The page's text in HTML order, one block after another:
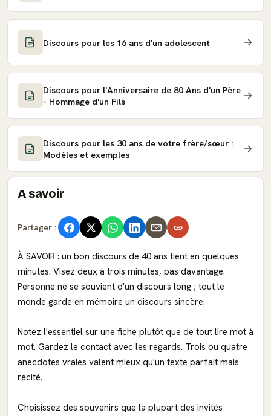
Discours pour les 16 ans d'un adolescent
Discours pour l'Anniversaire de 80 Ans d'un Père
- Hommage d'un Fils
Discours pour les 30 ans de votre frère/sœur :
Modèles et exemples
A savoir
Partager :
À SAVOIR : un bon discours de 40 ans tient en quelques
minutes. Visez deux à trois minutes, pas davantage.
Personne ne se souvient d'un discours long ; tout le
monde garde en mémoire un discours sincère.
Notez l'essentiel sur une fiche plutôt que de tout lire mot à
mot. Gardez le contact avec les regards. Trois ou quatre
anecdotes vraies valent mieux qu'un texte parfait mais
récité.
Choisissez des souvenirs que la plupart des invités